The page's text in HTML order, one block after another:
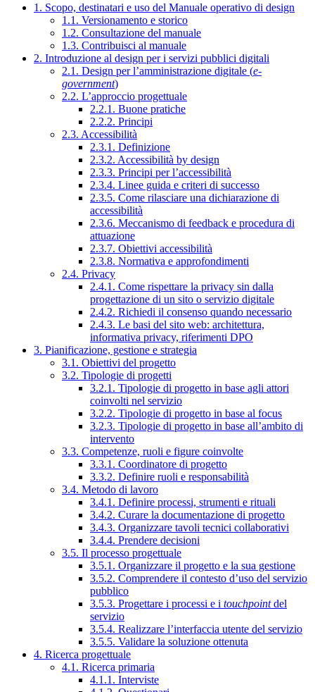
1. Scopo, destinatari e uso del Manuale operativo di design
1.1. Versionamento e storico
1.2. Consultazione del manuale
1.3. Contribuisci al manuale
2. Introduzione al design per i servizi pubblici digitali
2.1. Design per l’amministrazione digitale (e-
government)
2.2. L’approccio progettuale
2.2.1. Buone pratiche
2.2.2. Principi
2.3. Accessibilità
2.3.1. Definizione
2.3.2. Accessibilità by design
2.3.3. Principi per l’accessibilità
2.3.4. Linee guida e criteri di successo
2.3.5. Come rilasciare una dichiarazione di
accessibilità
2.3.6. Meccanismo di feedback e procedura di
attuazione
2.3.7. Obiettivi accessibilità
2.3.8. Normativa e approfondimenti
2.4. Privacy
2.4.1. Come rispettare la privacy sin dalla
progettazione di un sito o servizio digitale
2.4.2. Richiedi il consenso quando necessario
2.4.3. Le basi del sito web: architettura,
informativa privacy, riferimenti DPO
3. Pianificazione, gestione e strategia
3.1. Obiettivi del progetto
3.2. Tipologie di progetti
3.2.1. Tipologie di progetto in base agli attori
coinvolti nel servizio
3.2.2. Tipologie di progetto in base al focus
3.2.3. Tipologie di progetto in base all’ambito di
intervento
3.3. Competenze, ruoli e figure coinvolte
3.3.1. Coordinatore di progetto
3.3.2. Definire ruoli e responsabilità
3.4. Metodo di lavoro
3.4.1. Definire processi, strumenti e rituali
3.4.2. Curare la documentazione di progetto
3.4.3. Organizzare tavoli tecnici collaborativi
3.4.4. Prendere decisioni
3.5. Il processo progettuale
3.5.1. Organizzare il progetto e la sua gestione
3.5.2. Comprendere il contesto d’uso del servizio
pubblico
3.5.3. Progettare i processi e i touchpointdel
servizio
3.5.4. Realizzare l’interfaccia utente del servizio
3.5.5. Validare la soluzione ottenuta
4. Ricerca progettuale
4.1. Ricerca primaria
4.1.1. Interviste